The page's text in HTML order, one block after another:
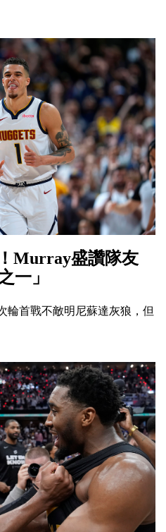
Murray盛讚隊友
一」
輪首戰不敵明尼蘇達灰狼，但